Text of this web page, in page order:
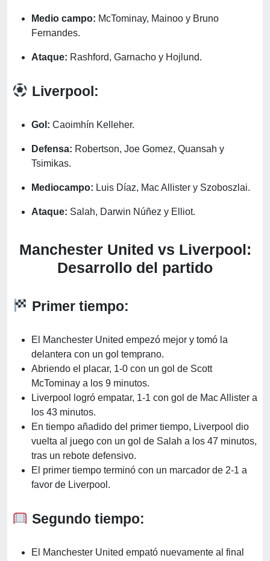
Medio campo: McTominay, Mainoo y Bruno
Fernandes.
Ataque: Rashford, Garnacho y Hojlund.
Liverpool:
Gol: Caoimhín Kelleher.
Defensa: Robertson, Joe Gomez, Quansah y
Tsimikas.
Mediocampo: Luis Díaz, Mac Allister y Szoboszlai.
Ataque: Salah, Darwin Núñez y Elliot.
Manchester United vs Liverpool:
Desarrollo del partido
Primer tiempo:
El Manchester United empezó mejor y tomó la
delantera con un gol temprano.
Abriendo el placar, 1-0 con un gol de Scott
McTominay a los 9 minutos.
Liverpool logró empatar, 1-1 con gol de Mac Allister a
los 43 minutos.
En tiempo añadido del primer tiempo, Liverpool dio
vuelta al juego con un gol de Salah a los 47 minutos,
tras un rebote defensivo.
El primer tiempo terminó con un marcador de 2-1 a
favor de Liverpool.
Segundo tiempo:
El Manchester United empató nuevamente al final